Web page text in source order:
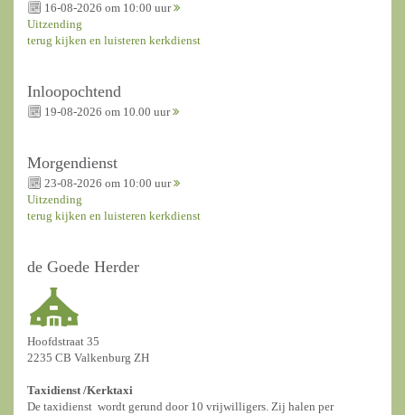
16-08-2026 om 10:00 uur
Uitzending
terug kijken en luisteren kerkdienst
Inloopochtend
19-08-2026 om 10.00 uur
Morgendienst
23-08-2026 om 10:00 uur
Uitzending
terug kijken en luisteren kerkdienst
de Goede Herder
Hoofdstraat 35
2235 CB Valkenburg ZH
Taxidienst /Kerktaxi
De taxidienst wordt gerund door 10 vrijwilligers. Zij halen per